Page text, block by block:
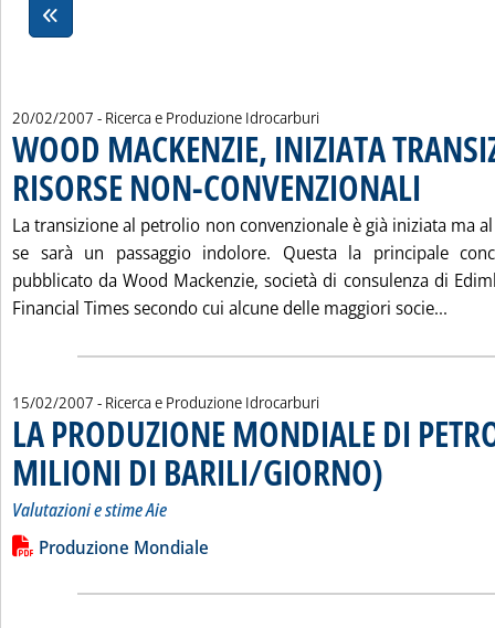
20/02/2007 - Ricerca e Produzione Idrocarburi
WOOD MACKENZIE, INIZIATA
RISORSE NON-CONVENZIONALI
La transizione al petrolio non convenzionale è già iniziata ma
se sarà un passaggio indolore. Questa la principale
pubblicato da Wood Mackenzie, società di consulenza di
Financial Times secondo cui alcune delle maggiori socie...
15/02/2007 - Ricerca e Produzione Idrocarburi
LA PRODUZIONE MONDIALE DI
MILIONI DI BARILI/GIORNO)
Valutazioni e stime Aie
Leggi tutta la notizia: 'LA PRODUZIONE MONDIALE DI
Lista allegati PDF alla notizia
Produzione Mondiale